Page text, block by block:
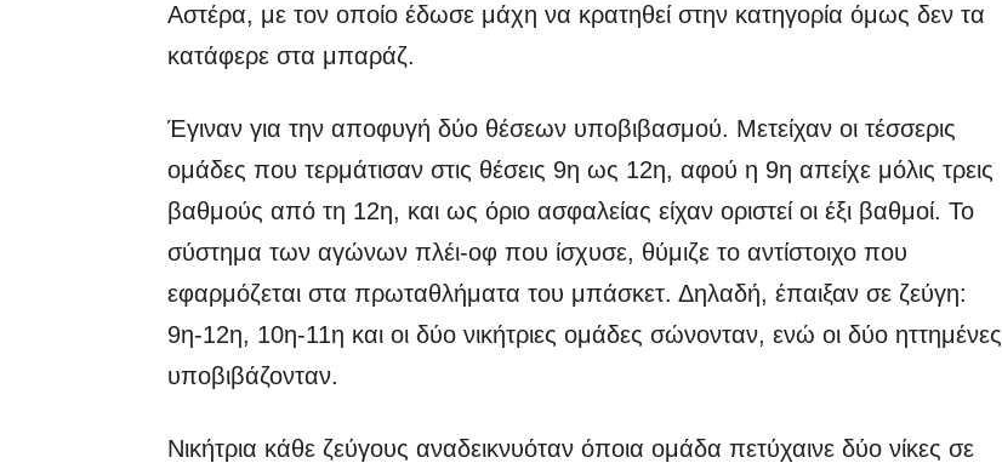
Αστέρα, με τον οποίο έδωσε μάχη να κρατηθεί στην κατηγορία όμως δεν τα
κατάφερε στα μπαράζ.
Έγιναν για την αποφυγή δύο θέσεων υποβιβασμού. Μετείχαν οι τέσσερις
ομάδες που τερμάτισαν στις θέσεις 9η ως 12η, αφού η 9η απείχε μόλις τρεις
βαθμούς από τη 12η, και ως όριο ασφαλείας είχαν οριστεί οι έξι βαθμοί. Το
σύστημα των αγώνων πλέι-οφ που ίσχυσε, θύμιζε το αντίστοιχο που
εφαρμόζεται στα πρωταθλήματα του μπάσκετ. Δηλαδή, έπαιξαν σε ζεύγη:
9η-12η, 10η-11η και οι δύο νικήτριες ομάδες σώνονταν, ενώ οι δύο ηττημένες
υποβιβάζονταν.
Νικήτρια κάθε ζεύγους αναδεικνυόταν όποια ομάδα πετύχαινε δύο νίκες σε